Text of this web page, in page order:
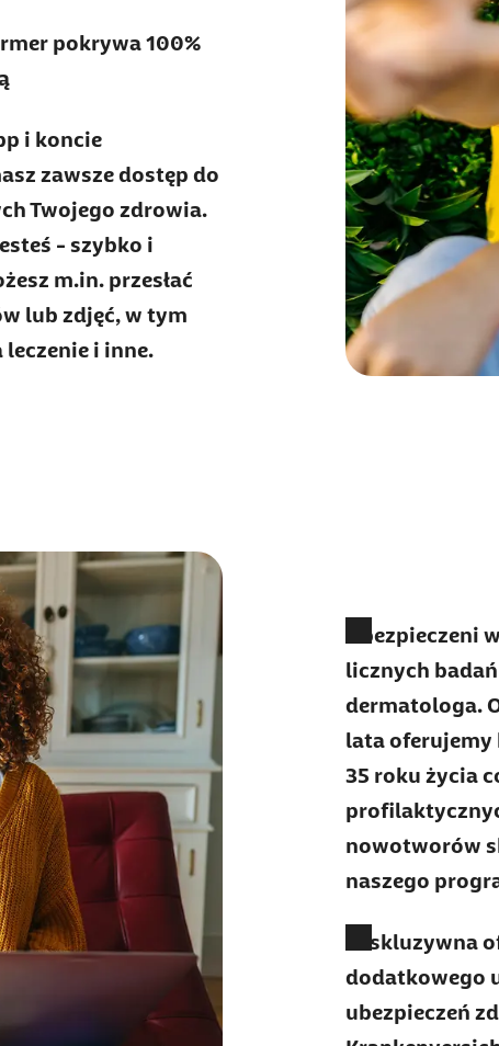
pokrywa 100%
i koncie
zawsze dostęp do
Twojego zdrowia.
- szybko i
m.in. przesłać
lub zdjęć, w tym
i inne.
Ubezpieczeni
licznych
dermatologa.
lata oferujemy
35 roku życia
nowotworów
naszego
Ekskluzywna
dodatkowego
ubezpieczeń